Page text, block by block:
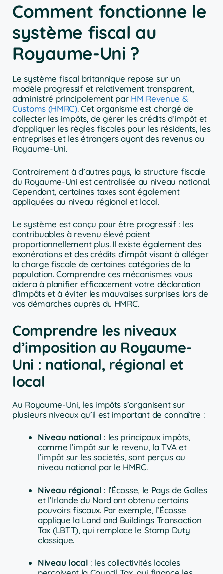
Comment fonctionne le
système fiscal au
Royaume-Uni ?
Le système fiscal britannique repose sur un
modèle progressif et relativement transparent,
administré principalement par HM Revenue &
Customs (HMRC). Cet organisme est chargé de
collecter les impôts, de gérer les crédits d’impôt et
d’appliquer les règles fiscales pour les résidents, les
entreprises et les étrangers ayant des revenus au
Royaume-Uni.
Contrairement à d’autres pays, la structure fiscale
du Royaume-Uni est centralisée au niveau national.
Cependant, certaines taxes sont également
appliquées au niveau régional et local.
Le système est conçu pour être progressif : les
contribuables à revenu élevé paient
proportionnellement plus. Il existe également des
exonérations et des crédits d’impôt visant à alléger
la charge fiscale de certaines catégories de la
population. Comprendre ces mécanismes vous
aidera à planifier efficacement votre déclaration
d’impôts et à éviter les mauvaises surprises lors de
vos démarches auprès du HMRC.
Comprendre les niveaux
d’imposition au Royaume-
Uni : national, régional et
local
Au Royaume-Uni, les impôts s’organisent sur
plusieurs niveaux qu’il est important de connaître :
Niveau national : les principaux impôts,
comme l’impôt sur le revenu, la TVA et
l’impôt sur les sociétés, sont perçus au
niveau national par le HMRC.
Niveau régional : l’Écosse, le Pays de Galles
et l’Irlande du Nord ont obtenu certains
pouvoirs fiscaux. Par exemple, l’Écosse
applique la Land and Buildings Transaction
Tax (LBTT), qui remplace le Stamp Duty
classique.
Niveau local : les collectivités locales